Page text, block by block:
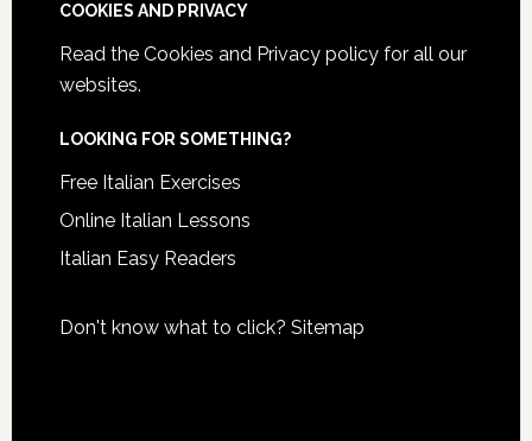
COOKIES AND PRIVACY
Read the Cookies and Privacy policyfor all our
websites.
LOOKING FOR SOMETHING?
Free Italian Exercises
Online Italian Lessons
Italian Easy Readers
Don't know what to click? Sitemap